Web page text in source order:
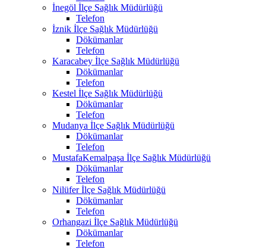
İnegöl İlçe Sağlık Müdürlüğü
Telefon
İznik İlçe Sağlık Müdürlüğü
Dökümanlar
Telefon
Karacabey İlçe Sağlık Müdürlüğü
Dökümanlar
Telefon
Kestel İlçe Sağlık Müdürlüğü
Dökümanlar
Telefon
Mudanya İlçe Sağlık Müdürlüğü
Dökümanlar
Telefon
MustafaKemalpaşa İlçe Sağlık Müdürlüğü
Dökümanlar
Telefon
Nilüfer İlçe Sağlık Müdürlüğü
Dökümanlar
Telefon
Orhangazi İlçe Sağlık Müdürlüğü
Dökümanlar
Telefon